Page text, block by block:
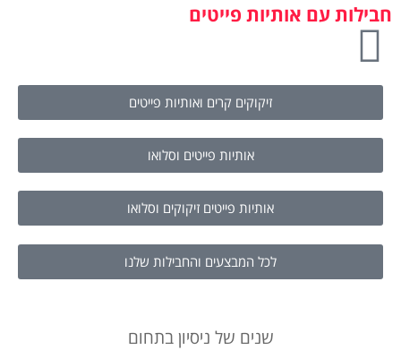
חבילות עם אותיות פייטים
זיקוקים קרים ואותיות פייטים
אותיות פייטים וסלואו
אותיות פייטים זיקוקים וסלואו
לכל המבצעים והחבילות שלנו
שנים של ניסיון בתחום